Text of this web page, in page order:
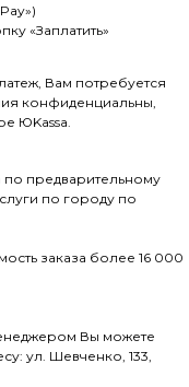
«Заплатить»
Вам потребуется
конфиденциальны,
ЮKassа.
по предварительному
по городу по
заказа более 16 000
Вы можете
ул. Шевченко, 133,